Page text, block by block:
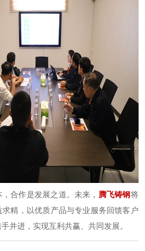
合作是发展之道。未来， 腾飞铸钢将
精，以优质产品与专业服务回馈客户
并进，实现互利共赢、共同发展。